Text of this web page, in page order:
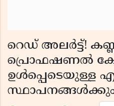
റെഡ് അലർട്ട്!
പ്രൊഫഷണൽ
ഉൾപ്പെടെയുള്ള